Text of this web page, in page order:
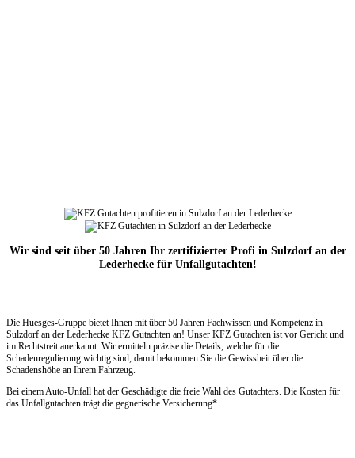
Wir sind seit über 50 Jahren Ihr zertifizierter Profi in Sulzdorf an der
Lederhecke für Unfallgutachten!
Die Huesges-Gruppe bietet Ihnen mit über 50 Jahren Fachwissen und Kompetenz in
Sulzdorf an der Lederhecke KFZ Gutachten an! Unser KFZ Gutachten ist vor Gericht und
im Rechtstreit anerkannt. Wir ermitteln präzise die Details, welche für die
Schadenregulierung wichtig sind, damit bekommen Sie die Gewissheit über die
Schadenshöhe an Ihrem Fahrzeug.
Bei einem Auto-Unfall hat der Geschädigte die freie Wahl des Gutachters. Die Kosten für
das Unfallgutachten trägt die gegnerische Versicherung*.